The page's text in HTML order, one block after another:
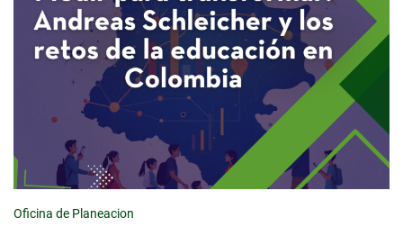
Oficina de Planeacion